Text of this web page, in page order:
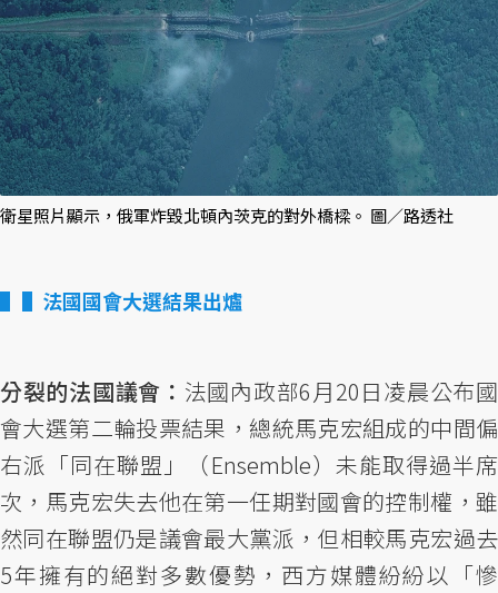
衛星照片顯示，俄軍炸毀北頓內茨克的對外橋樑。 圖／路透社
▌法國國會大選結果出爐
分裂的法國議會： 法國內政部6月20日凌晨公布國
會大選第二輪投票結果，總統馬克宏組成的中間偏
右派「同在聯盟」（Ensemble）未能取得過半席
次，馬克宏失去他在第一任期對國會的控制權，雖
然同在聯盟仍是議會最大黨派，但相較馬克宏過去
5年擁有的絕對多數優勢，西方媒體紛紛以「慘